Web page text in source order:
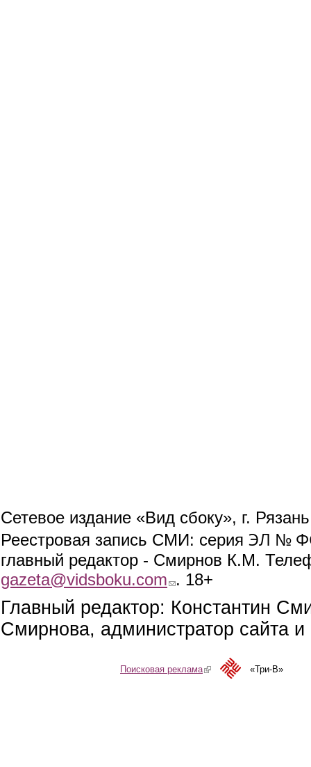
Сетевое издание «Вид сбоку», г.
Реестровая запись СМИ: серия ЭЛ №
главный редактор - Смирнов К.М.
gazeta@vidsboku.com (link sends e-mail)
. 18+
Главный редактор: Константин
Смирнова, администратор сайта
Поисковая реклама(link is external)«Три-В»